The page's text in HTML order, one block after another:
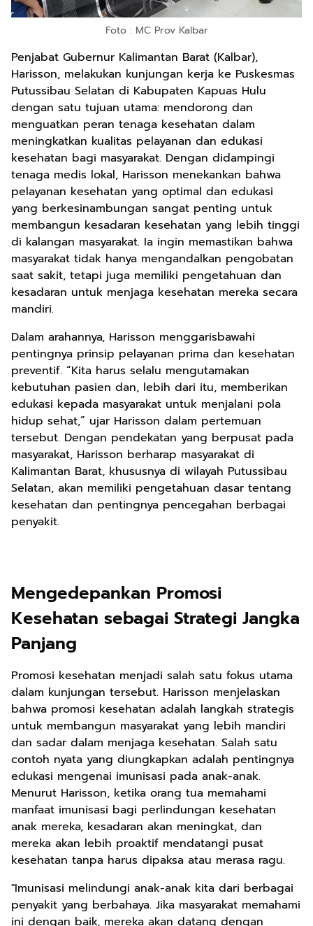
Foto : MC Prov Kalbar
Penjabat Gubernur Kalimantan Barat (Kalbar),
Harisson, melakukan kunjungan kerja ke Puskesmas
Putussibau Selatan di Kabupaten Kapuas Hulu
dengan satu tujuan utama: mendorong dan
menguatkan peran tenaga kesehatan dalam
meningkatkan kualitas pelayanan dan edukasi
kesehatan bagi masyarakat. Dengan didampingi
tenaga medis lokal, Harisson menekankan bahwa
pelayanan kesehatan yang optimal dan edukasi
yang berkesinambungan sangat penting untuk
membangun kesadaran kesehatan yang lebih tinggi
di kalangan masyarakat. Ia ingin memastikan bahwa
masyarakat tidak hanya mengandalkan pengobatan
saat sakit, tetapi juga memiliki pengetahuan dan
kesadaran untuk menjaga kesehatan mereka secara
mandiri.
Dalam arahannya, Harisson menggarisbawahi
pentingnya prinsip pelayanan prima dan kesehatan
preventif. “Kita harus selalu mengutamakan
kebutuhan pasien dan, lebih dari itu, memberikan
edukasi kepada masyarakat untuk menjalani pola
hidup sehat,” ujar Harisson dalam pertemuan
tersebut. Dengan pendekatan yang berpusat pada
masyarakat, Harisson berharap masyarakat di
Kalimantan Barat, khususnya di wilayah Putussibau
Selatan, akan memiliki pengetahuan dasar tentang
kesehatan dan pentingnya pencegahan berbagai
penyakit.
Mengedepankan Promosi
Kesehatan sebagai Strategi Jangka
Panjang
Promosi kesehatan menjadi salah satu fokus utama
dalam kunjungan tersebut. Harisson menjelaskan
bahwa promosi kesehatan adalah langkah strategis
untuk membangun masyarakat yang lebih mandiri
dan sadar dalam menjaga kesehatan. Salah satu
contoh nyata yang diungkapkan adalah pentingnya
edukasi mengenai imunisasi pada anak-anak.
Menurut Harisson, ketika orang tua memahami
manfaat imunisasi bagi perlindungan kesehatan
anak mereka, kesadaran akan meningkat, dan
mereka akan lebih proaktif mendatangi pusat
kesehatan tanpa harus dipaksa atau merasa ragu.
"Imunisasi melindungi anak-anak kita dari berbagai
penyakit yang berbahaya. Jika masyarakat memahami
ini dengan baik, mereka akan datang dengan